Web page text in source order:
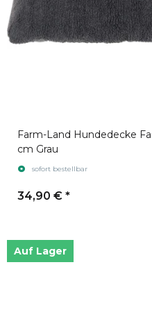
Farm-Land Hundedecke
cm Grau
sofort bestellbar
34,90 € *
Auf Lager